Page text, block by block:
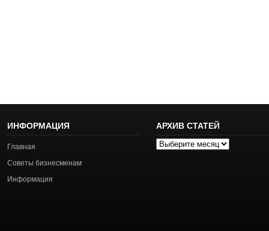
ИНФОРМАЦИЯ
Главная
Советы бизнесменам
Информация
АРХИВ СТАТЕЙ
Архив